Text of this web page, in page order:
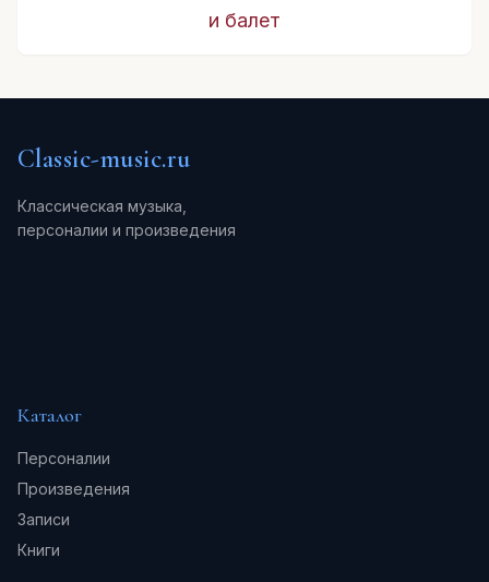
и балет
Classic-music.ru
Классическая музыка,
персоналии и произведения
Каталог
Персоналии
Произведения
Записи
Книги